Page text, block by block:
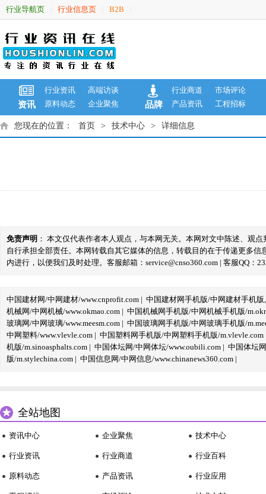
行业导航页 行业信息页 B2B
资讯
行业资讯
高端访谈
原料动态
企业聚焦 品牌
行业商道
市场评论
产品资讯
工程招标
您现在的位置： 首页 > 技术中心 > 详细信息
免责声明 ： 本文仅代表作者本人观点，与本网无关。本网对文中陈述、观
自行承担全部责任。本网转载自其它媒体的信息，转载目的在于传递更多
内进行，以便我们及时处理。客服邮箱：service@cnso360.com | 客服QQ：
中国建材网/中网建材/www.cnprofit.com | 中国建材网手机版/中网建材手机版
机械网/中网机械/www.okmao.com | 中国机械网手机版/中网机械手机版/
玻璃网/中网玻璃/www.meesm.com | 中国玻璃网手机版/中网玻璃手机版/
中网塑料/www.vlevle.com | 中国塑料网手机版/中网塑料手机版/m.vlevle.com
机版/m.sinoasphalts.com | 中国体坛网/中网体坛/www.oubili.com | 中国体坛
版/m.stylechina.com | 中国信息网/中网信息/www.chinanews360.com |
全站地图
资讯中心
行业资讯
原料动态
企业聚焦
行业商道
产品资讯
技术中心
行业百科
行业应用